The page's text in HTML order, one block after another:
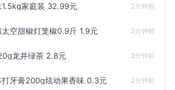
1.5kg家庭装 32.99元 2分钟前
空甜椒灯笼椒0.9斤 1.9元 2分钟前
龙井绿茶 2.8元 2分钟前
打牙膏200g炫动果香味 0.3元 2分钟前